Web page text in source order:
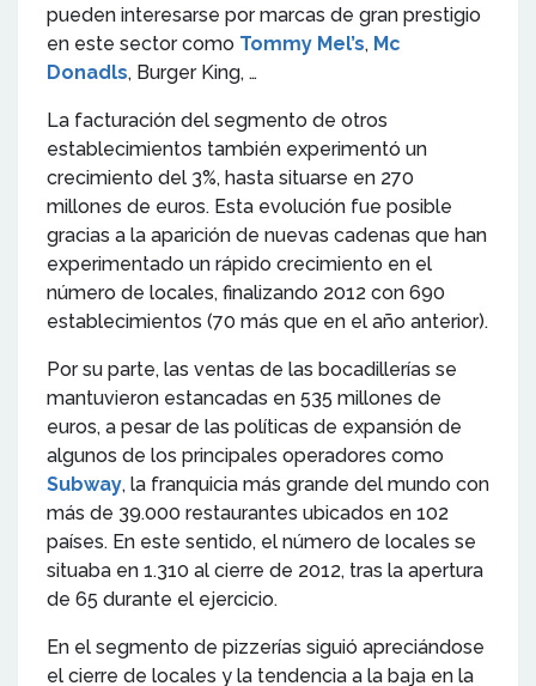
pueden interesarse por marcas de gran prestigio
en este sector como Tommy Mel’s, Mc
Donadls, Burger King, …
La facturación del segmento de otros
establecimientos también experimentó un
crecimiento del 3%, hasta situarse en 270
millones de euros. Esta evolución fue posible
gracias a la aparición de nuevas cadenas que han
experimentado un rápido crecimiento en el
número de locales, finalizando 2012 con 690
establecimientos (70 más que en el año anterior).
Por su parte, las ventas de las bocadillerías se
mantuvieron estancadas en 535 millones de
euros, a pesar de las políticas de expansión de
algunos de los principales operadores como
Subway, la franquicia más grande del mundo con
más de 39.000 restaurantes ubicados en 102
países. En este sentido, el número de locales se
situaba en 1.310 al cierre de 2012, tras la apertura
de 65 durante el ejercicio.
En el segmento de pizzerías siguió apreciándose
el cierre de locales y la tendencia a la baja en la